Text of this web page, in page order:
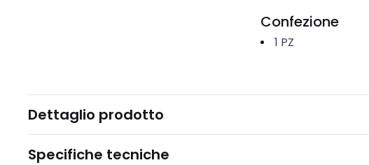
Confezione
1 PZ
Dettaglio prodotto
Specifiche tecniche